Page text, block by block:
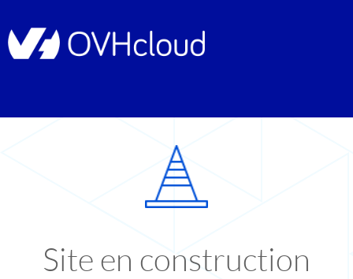
Site en construction